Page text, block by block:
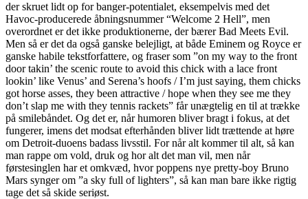
der skruet lidt op for banger-potentialet, eksempelvis med det
Havoc-producerede åbningsnummer “Welcome 2 Hell”, men
overordnet er det ikke produktionerne, der bærer Bad Meets Evil.
Men så er det da også ganske belejligt, at både Eminem og Royce er
ganske habile tekstforfattere, og fraser som ”on my way to the front
door takin’ the scenic route to avoid this chick with a lace front
lookin’ like Venus’ and Serena’s hoofs / I’m just saying, them chicks
got horse asses, they been attractive / hope when they see me they
don’t slap me with they tennis rackets” får unægtelig en til at trække
på smilebåndet. Og det er, når humoren bliver bragt i fokus, at det
fungerer, imens det modsat efterhånden bliver lidt trættende at høre
om Detroit-duoens badass livsstil. For når alt kommer til alt, så kan
man rappe om vold, druk og hor alt det man vil, men når
førstesinglen har et omkvæd, hvor poppens nye pretty-boy Bruno
Mars synger om ”a sky full of lighters”, så kan man bare ikke rigtig
tage det så skide seriøst.